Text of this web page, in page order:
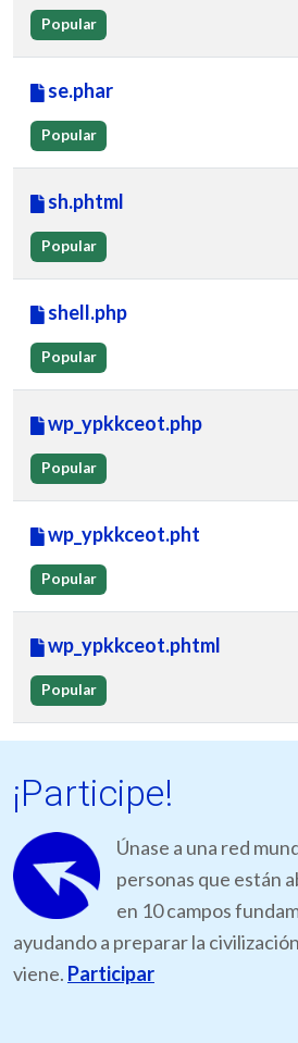
Popular
se.phar
Popular
sh.phtml
Popular
shell.php
Popular
wp_ypkkceot.php
Popular
wp_ypkkceot.pht
Popular
wp_ypkkceot.phtml
Popular
¡Participe!
Únase a una red
personas que están
en 10 campos
ayudando a preparar la
viene. Participar